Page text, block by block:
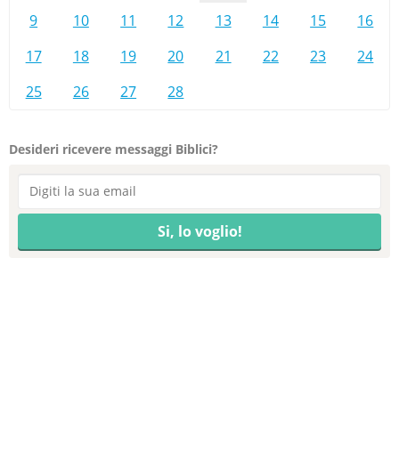
9
10 11 12 13 14 15
16
17
18 19 20 21 22 23
24
25
26 27 28
Desideri ricevere messaggi Biblici?